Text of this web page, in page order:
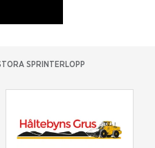
SPRINTERLOPP